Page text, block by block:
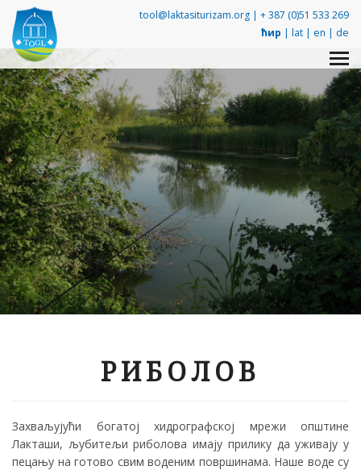
tool@laktasiturizam.org | + 387 (0)51 533 269
ћир | lat | en | de
РИБОЛОВ
Захваљујући богатој хидрографској мрежи општине
Лакташи, љубитељи риболова имају прилику да уживају у
пецању на готово свим воденим површинама. Наше воде су